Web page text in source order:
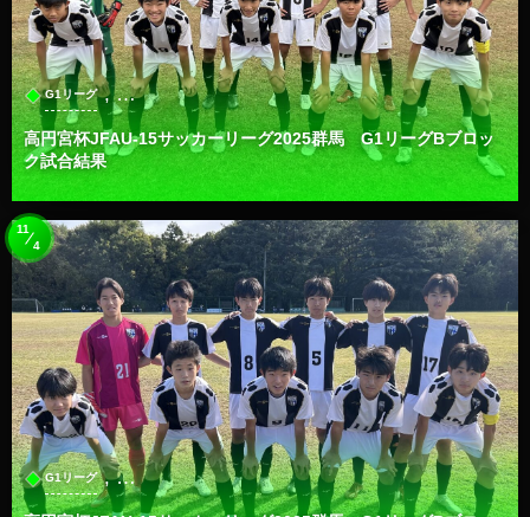
G1リーグ , …
高円宮杯JFAU-15サッカーリーグ2025群馬 G1リーグBブロッ
ク試合結果
G1リーグ , …
11
4